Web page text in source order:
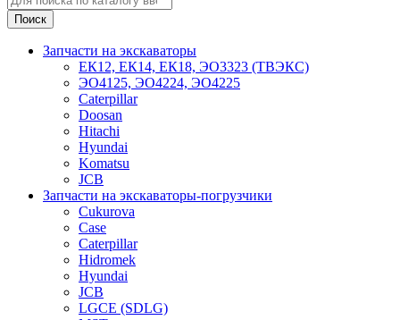
Запчасти на экскаваторы
ЕК12, ЕК14, ЕК18, ЭО3323 (ТВЭКС)
ЭО4125, ЭО4224, ЭО4225
Caterpillar
Doosan
Hitachi
Hyundai
Komatsu
JCB
Запчасти на экскаваторы-погрузчики
Cukurova
Case
Caterpillar
Hidromek
Hyundai
JCB
LGCE (SDLG)